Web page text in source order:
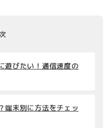
遊びたい！通信速度の
端末別に方法をチェッ